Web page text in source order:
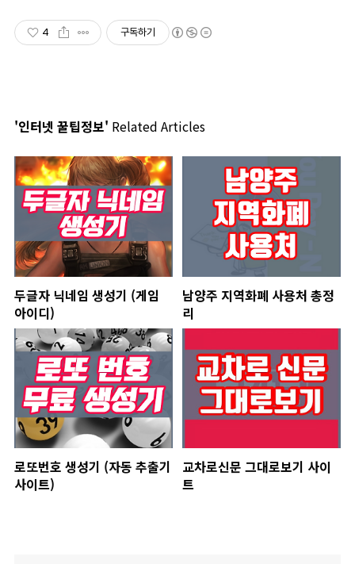
4 구독하기
'인터넷 꿀팁정보' Related Articles
두글자 닉네임 생성기 (게임
아이디)
남양주 지역화폐 사용처 총정
리
로또번호 생성기 (자동 추출기
사이트)
교차로신문 그대로보기 사이
트